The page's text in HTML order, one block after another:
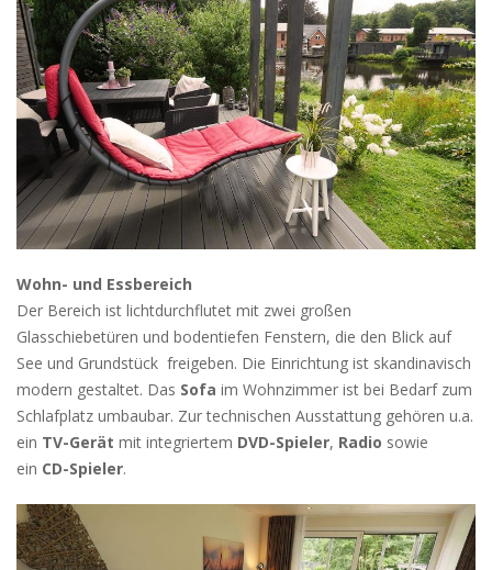
Wohn- und Essbereich
Der Bereich ist lichtdurchflutet mit zwei großen
Glasschiebetüren und bodentiefen Fenstern, die den Blick auf
See und Grundstück freigeben. Die Einrichtung ist skandinavisch
modern gestaltet. Das Sofa im Wohnzimmer ist bei Bedarf zum
Schlafplatz umbaubar. Zur technischen Ausstattung gehören u.a.
ein TV-Gerät mit integriertem DVD-Spieler, Radio sowie
ein CD-Spieler.